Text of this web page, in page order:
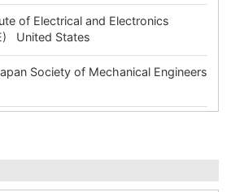
of Electrical and Electronics
United States
Society of Mechanical Engineers